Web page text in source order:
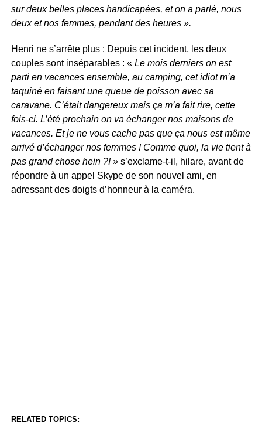
sur deux belles places handicapées, et on a parlé, nous
deux et nos femmes, pendant des heures ».
Henri ne s’arrête plus : Depuis cet incident, les deux
couples sont inséparables : «Le mois derniers on est
parti en vacances ensemble, au camping, cet idiot m’a
taquiné en faisant une queue de poisson avec sa
caravane. C’était dangereux mais ça m’a fait rire, cette
fois-ci. L’été prochain on va échanger nos maisons de
vacances. Et je ne vous cache pas que ça nous est même
arrivé d’échanger nos femmes ! Comme quoi, la vie tient à
pas grand chose hein ?! »s’exclame-t-il, hilare, avant de
répondre à un appel Skype de son nouvel ami, en
adressant des doigts d’honneur à la caméra.
RELATED TOPICS: